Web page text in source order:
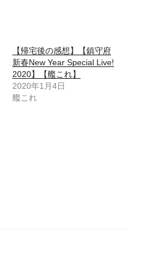
【帰宅後の感想】【鎮守府
新春New Year Special Live!
2020】【艦これ】
2020年1月4日
艦これ